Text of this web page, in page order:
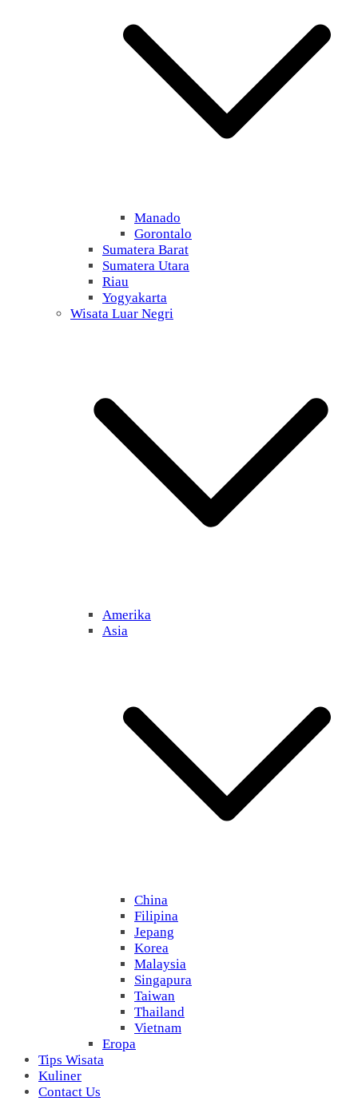
Manado
Gorontalo
Sumatera Barat
Sumatera Utara
Riau
Yogyakarta
Wisata Luar Negri
Amerika
Asia
China
Filipina
Jepang
Korea
Malaysia
Singapura
Taiwan
Thailand
Vietnam
Eropa
Tips Wisata
Kuliner
Contact Us